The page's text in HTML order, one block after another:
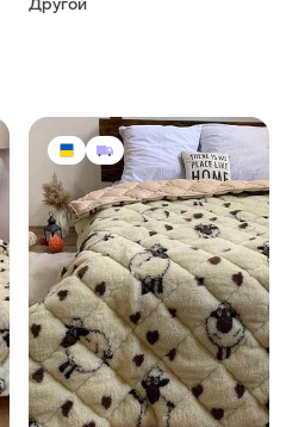
одеяло